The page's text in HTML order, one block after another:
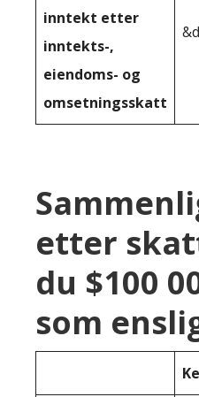
inntekt etter
inntekts-,
eiendoms- og
omsetningsskatt
etter
du $100
som